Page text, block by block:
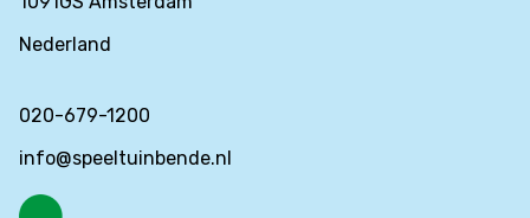
Nederland
020-679-1200
info@speeltuinbende.nl